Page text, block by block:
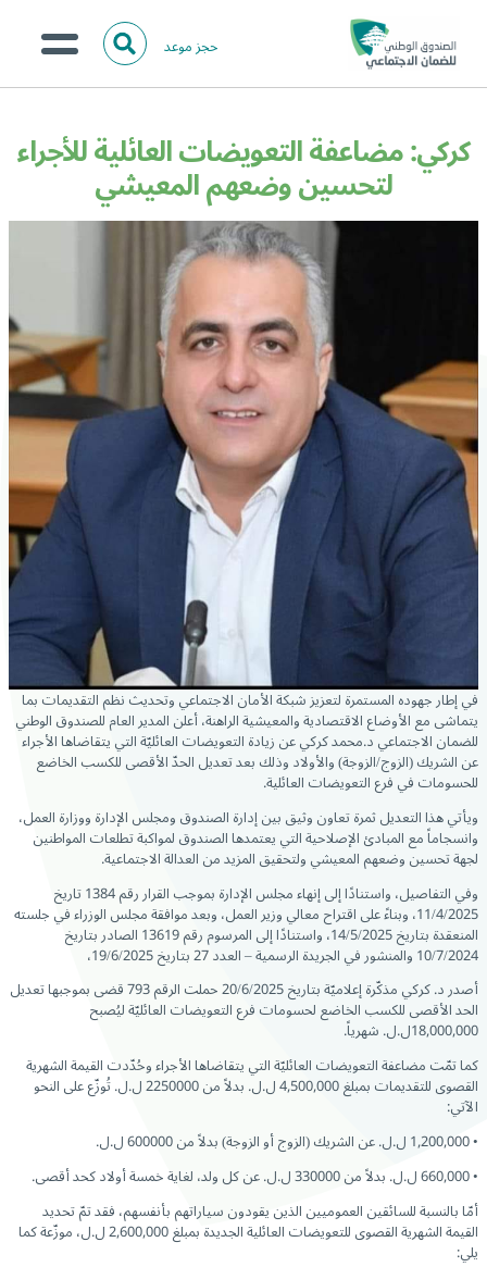
حجز موعد ا
ل
ث
الخدمات الالكترونية
المركز الإعلامي
تواصل معنا
البحث
كركي: مضاعفة التعويضات العائلية للأجراء
لتحسين وضعهم المعيشي
في إطار جهوده المستمرة لتعزيز شبكة الأمان الاجتماعي وتحديث نظم التقديمات بما
يتماشى مع الأوضاع الاقتصاديةوالمعيشية الراهنة، أعلن المدير العام للصندوق الوطني
للضمان الاجتماعي د.محمد كركي عن زيادة التعويضات العائليّة التي يتقاضاها الأجراء
عن الشريك (الزوج/الزوجة) والأولاد وذلك بعد تعديل الحدّ الأقصى للكسب الخاضع
للحسومات في فرع التعويضات العائلية.
ويأتي هذا التعديل ثمرة تعاون وثيق بين إدارة الصندوق ومجلس الإدارة ووزارة العمل،
وانسجاماً مع المبادئ الإصلاحية التي يعتمدها الصندوق لمواكبة تطلعات المواطنين
لجهة تحسين وضعهم المعيشي ولتحقيق المزيد من العدالة الاجتماعية.
وفي التفاصيل، واستنادًا إلى إنهاء مجلس الإدارة بموجب القرار رقم 1384 تاريخ
11/4/2025، وبناءً على اقتراح معالي وزير العمل، وبعد موافقة مجلس الوزراء في جلسته
المنعقدة بتاريخ 14/5/2025، واستنادًا إلى المرسوم رقم 13619 الصادر بتاريخ
10/7/2024 والمنشور في الجريدة الرسمية – العدد 27 بتاريخ 19/6/2025،
أصدر د. كركي مذكّرة إعلاميّة بتاريخ 20/6/2025 حملت الرقم 793 قضى بموجبها تعديل
الحد الأقصى للكسب الخاضع لحسومات فرع التعويضات العائليّة ليُصبح
18,000,000ل.ل. شهرياً.
كما تمّت مضاعفة التعويضات العائليّة التي يتقاضاها الأجراء وحُدّدت القيمة الشهرية
القصوى للتقديمات بمبلغ 4,500,000 ل.ل. بدلاً من 2250000 ل.ل. تُوزّع على النحو
الآتي:
• 1,200,000 ل.ل. عن الشريك (الزوج أو الزوجة) بدلاً من 600000 ل.ل.
• 660,000 ل.ل. بدلاً من 330000 ل.ل. عن كل ولد، لغاية خمسة أولاد كحد أقصى.
أمّا بالنسبة للسائقين العموميين الذين يقودون سياراتهم بأنفسهم، فقد تمّ تحديد
القيمة الشهرية القصوى للتعويضات العائلية الجديدة بمبلغ 2,600,000 ل.ل، موزّعة كما
يلي: